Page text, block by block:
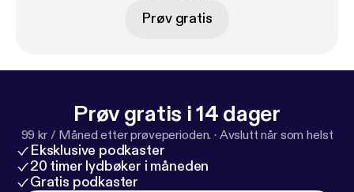
Prøv gratis
Prøv gratis i 14 dager
99 kr / Måned etter prøveperioden. · Avslutt når som helst
Eksklusive podkaster
20 timer lydbøker i måneden
Gratis podkaster